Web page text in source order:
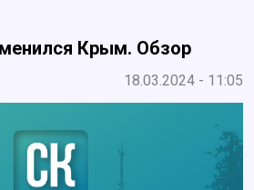
Крым. Обзор
18.03.2024 - 11:05